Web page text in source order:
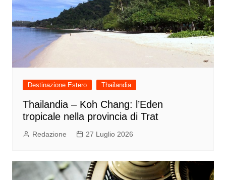
Destinazione Estero Thailandia
Thailandia – Koh Chang: l’Eden
tropicale nella provincia di Trat
Redazione 27 Luglio 2026